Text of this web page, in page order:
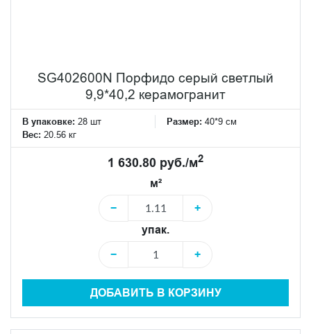
SG402600N Порфидо серый светлый
9,9*40,2 керамогранит
В упаковке: 28 шт Размер: 40*9 см
Вес: 20.56 кг
1 630.80 руб./м2
м²
−
+
упак.
−
+
ДОБАВИТЬ В КОРЗИНУ